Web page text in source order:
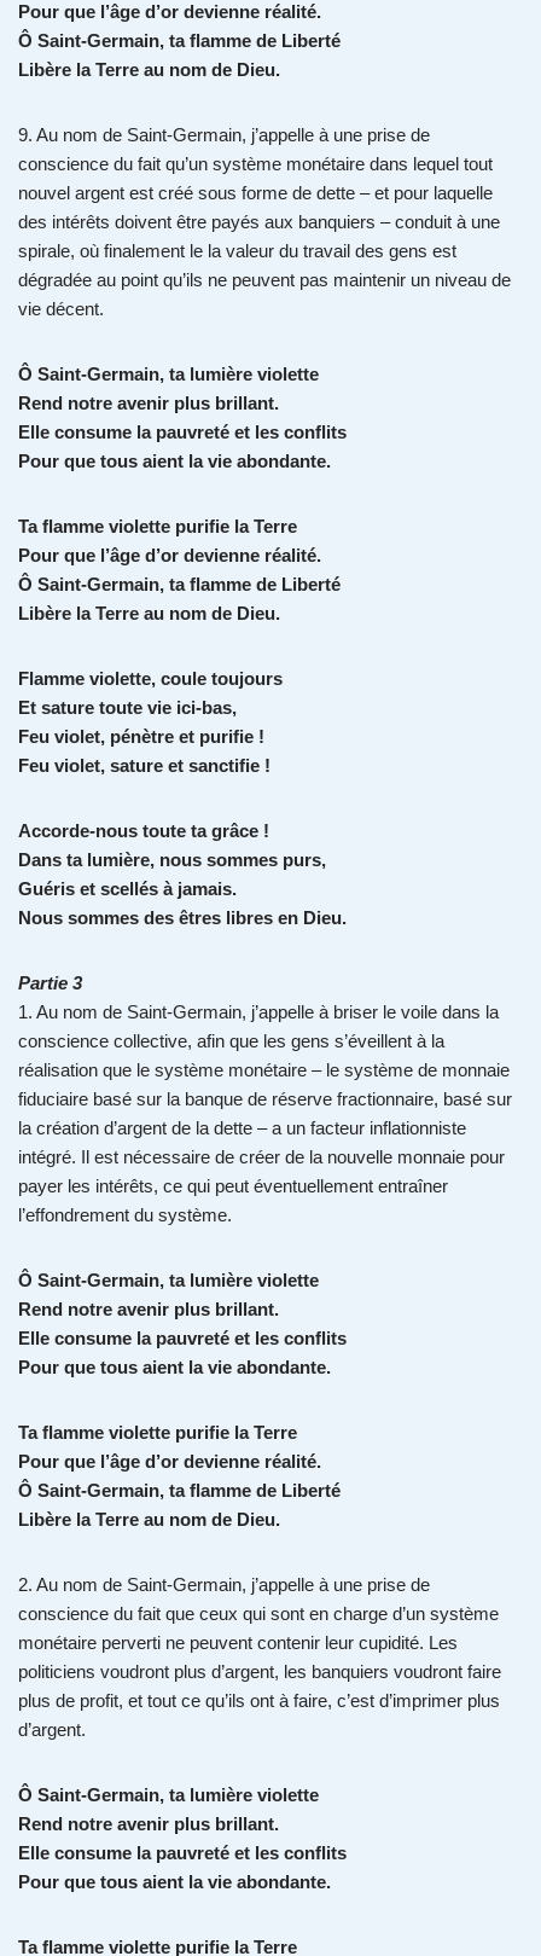
Pour que l’âge d’or devienne réalité.
Ô Saint-Germain, ta flamme de Liberté
Libère la Terre au nom de Dieu.
9. Au nom de Saint-Germain, j’appelle à une prise de
conscience du fait qu’un système monétaire dans lequel tout
nouvel argent est créé sous forme de dette – et pour laquelle
des intérêts doivent être payés aux banquiers – conduit à une
spirale, où finalement le la valeur du travail des gens est
dégradée au point qu’ils ne peuvent pas maintenir un niveau de
vie décent.
Ô Saint-Germain, ta lumière violette
Rend notre avenir plus brillant.
Elle consume la pauvreté et les conflits
Pour que tous aient la vie abondante.
Ta flamme violette purifie la Terre
Pour que l’âge d’or devienne réalité.
Ô Saint-Germain, ta flamme de Liberté
Libère la Terre au nom de Dieu.
Flamme violette, coule toujours
Et sature toute vie ici-bas,
Feu violet, pénètre et purifie !
Feu violet, sature et sanctifie !
Accorde-nous toute ta grâce !
Dans ta lumière, nous sommes purs,
Guéris et scellés à jamais.
Nous sommes des êtres libres en Dieu.
Partie 3
1. Au nom de Saint-Germain, j’appelle à briser le voile dans la
conscience collective, afin que les gens s’éveillent à la
réalisation que le système monétaire – le système de monnaie
fiduciaire basé sur la banque de réserve fractionnaire, basé sur
la création d’argent de la dette – a un facteur inflationniste
intégré. Il est nécessaire de créer de la nouvelle monnaie pour
payer les intérêts, ce qui peut éventuellement entraîner
l’effondrement du système.
Ô Saint-Germain, ta lumière violette
Rend notre avenir plus brillant.
Elle consume la pauvreté et les conflits
Pour que tous aient la vie abondante.
Ta flamme violette purifie la Terre
Pour que l’âge d’or devienne réalité.
Ô Saint-Germain, ta flamme de Liberté
Libère la Terre au nom de Dieu.
2. Au nom de Saint-Germain, j’appelle à une prise de
conscience du fait que ceux qui sont en charge d’un système
monétaire perverti ne peuvent contenir leur cupidité. Les
politiciens voudront plus d’argent, les banquiers voudront faire
plus de profit, et tout ce qu’ils ont à faire, c’est d’imprimer plus
d’argent.
Ô Saint-Germain, ta lumière violette
Rend notre avenir plus brillant.
Elle consume la pauvreté et les conflits
Pour que tous aient la vie abondante.
Ta flamme violette purifie la Terre